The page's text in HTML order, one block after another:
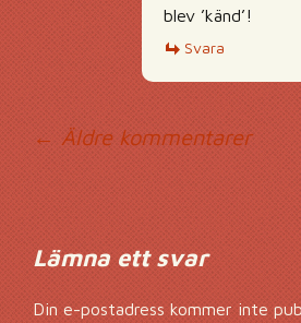
blev ’känd’!
Svara
← Äldre kommentarer
Lämna ett svar
Din e-postadress kommer inte